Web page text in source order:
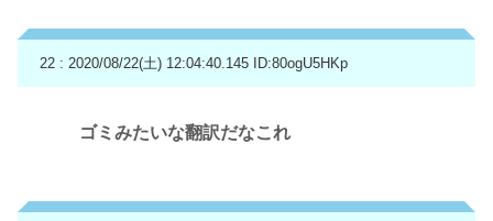
22 : 2020/08/22(土) 12:04:40.145 ID:80ogU5HKp
ゴミみたいな翻訳だなこれ